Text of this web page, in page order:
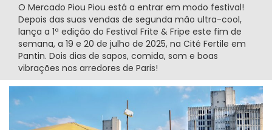
O Mercado Piou Piou está a entrar em modo festival!
Depois das suas vendas de segunda mão ultra-cool,
lança a 1ª edição do Festival Frite & Fripe este fim de
semana, a 19 e 20 de julho de 2025, na Cité Fertile em
Pantin. Dois dias de sapos, comida, som e boas
vibrações nos arredores de Paris!